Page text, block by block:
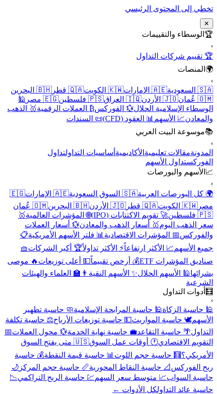
تخطي إلى المحتوى الرئيسي
✕
🏆 الوسطاء والتقييمات
›
🏆 تقييم شركات التداول
🌍 المنصات
›
🇸🇦 السعودية
🇦🇪 الإمارات 🇰🇼 الكويت 🇶🇦 قطر
🇧🇭 البحرين
🇴🇲 عُمان
🇯🇴 الأردن 🇮🇶 العراق 🇵🇸 فلسطين 🇪🇬 مصر
🕌
الوسطاء الإسلامية الحلال💱 الفوركس₿ العملات الرقمية🥇 الذهب
والمعادن📈 الأسهم 📊 العقود (CFD)
📜 السندات
📚موسوعة البيت العربي
›
المدونةمقالات تعليمية الأكاديمية أساسيات التداولتداول
الفوركستداول الأسهم
📈 الأسهم والبورصات
›
🌍 كل البورصات العربية🇸🇦 السوق السعودية 🇦🇪 الإمارات
🇪🇬
مصر 🇰🇼 الكويت 🇶🇦 قطر 🇯🇴 الأردن 🇧🇭 البحرين
🇴🇲 عُمان
🇵🇸 فلسطين
🚀 تقويم الاكتتابات (IPO) 🌐 المؤشرات العالمية🥇
سعر الذهب اليوم🥇 أسعار الذهب والمعادن💱 أسعار العملات
والفوركس📅 المؤشرات الاقتصادية 📊 فلتر الأسهم الأمريكية📋
جميع الأسهم📈 الأكثر ارتفاعاً⚡ الأكثر تداولاً🏆 أكبر الشركات🧺
صناديق المؤشرات ETF
💰 أرخص تقييماً💵 أعلى توزيعات 🔥 موصى
بشرائها🕌 الأسهم الحلال✨ الأسهم النقية 👨‍🏫 العلماء والهيئات
الشرعية
🧮 أدوات التداول
›
🕌 حاسبة الزكاة🕌 حاسبة المرابحة الإسلامية🧼 حاسبة تطهير
الأسهم🕊️ حاسبة المواريث💵 حاسبة توزيعات الأرباح⚖️ حاسبة تكلفة
التداول🌴 حاسبة التقاعد💼 حاسبة نهاية الخدمة💱 محول العملات📅
التقويم الاقتصادي🕐 أوقات عمل السوق
🇺🇸 متى يفتح السوق
الأمريكي؟🧮 حاسبة حجم اللوت 📊 حاسبة قيمة النقطة💰 حاسبة
ربح الفوركس 📐 حاسبة النقاط المحورية📏 حاسبة حجم المركز 🌙
حاسبة السواب📈 متوسط سعر السهم💹 حاسبة الربح التراكمي📉
حاسبة عائد التداولكل الأدوات ←